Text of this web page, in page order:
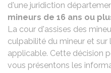
d'une juridiction
mineurs de 16 ans ou
La cour d'assises des
culpabilité du mineur et sur
applicable. Cette décision
vous présentons les